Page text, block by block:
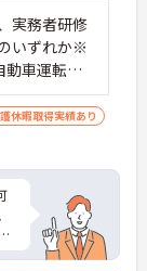
実務者研修
いずれか※
車運転免
休暇取得実績あり